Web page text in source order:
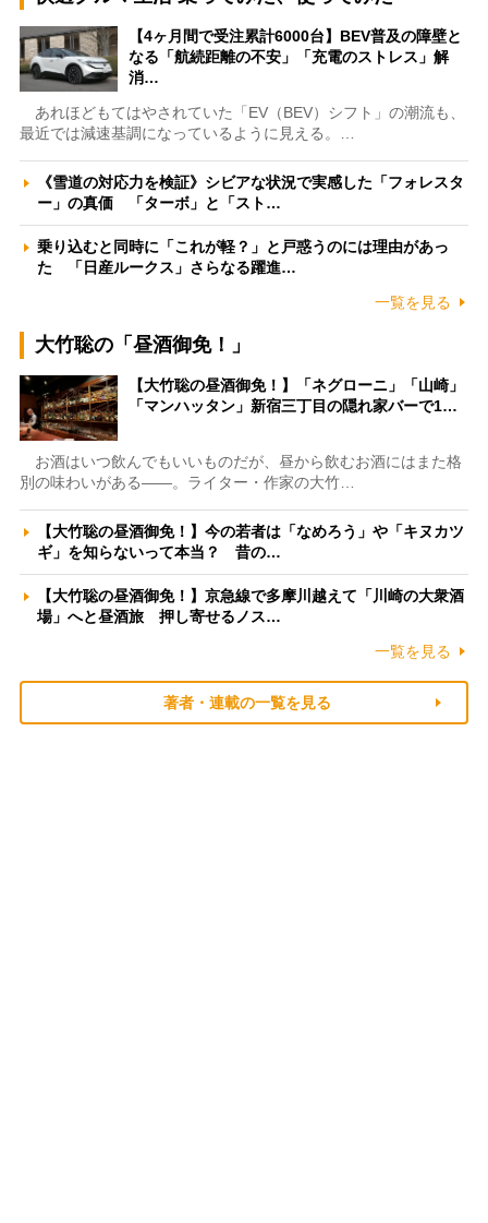
【4ヶ月間で受注累計6000台】BEV普及の障壁と
なる「航続距離の不安」「充電のストレス」解
消…
あれほどもてはやされていた「EV（BEV）シフト」の潮流も、
最近では減速基調になっているように見える。…
《雪道の対応力を検証》シビアな状況で実感した「フォレスタ
ー」の真価 「ターボ」と「スト…
乗り込むと同時に「これが軽？」と戸惑うのには理由があっ
た 「日産ルークス」さらなる躍進…
一覧を見る
大竹聡の「昼酒御免！」
【大竹聡の昼酒御免！】「ネグローニ」「山崎」
「マンハッタン」新宿三丁目の隠れ家バーで1…
お酒はいつ飲んでもいいものだが、昼から飲むお酒にはまた格
別の味わいがある――。ライター・作家の大竹…
【大竹聡の昼酒御免！】今の若者は「なめろう」や「キヌカツ
ギ」を知らないって本当？ 昔の…
【大竹聡の昼酒御免！】京急線で多摩川越えて「川崎の大衆酒
場」へと昼酒旅 押し寄せるノス…
一覧を見る
著者・連載の一覧を見る